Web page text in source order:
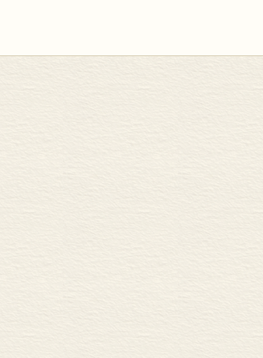
绞杀人的蟒蛇、传说中的水猴子、上千种不同的树木，使